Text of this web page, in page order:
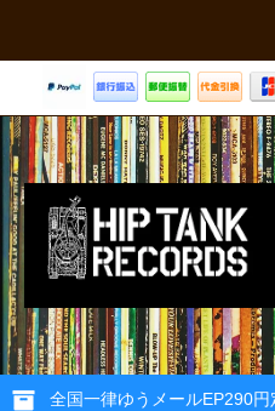
全国一律ゆうメールEP290